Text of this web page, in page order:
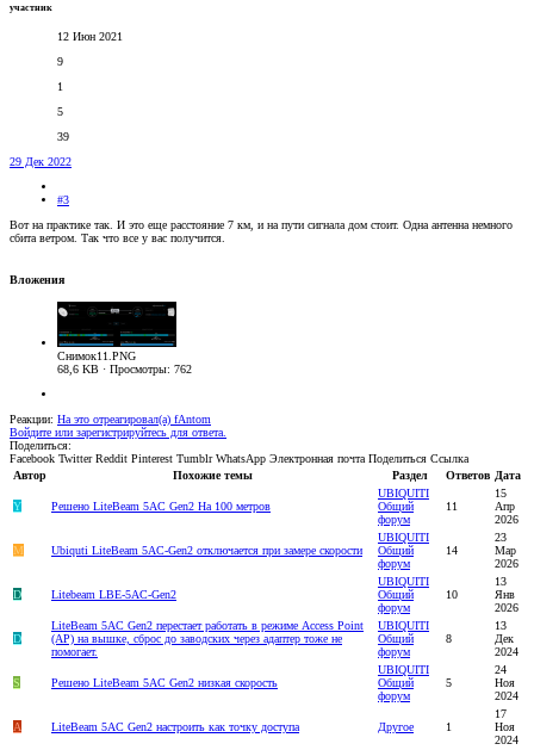
участник
12 Июн 2021
9
1
5
39
29 Дек 2022
#3
Вот на практике так. И это еще расстояние 7 км, и на пути сигнала дом стоит. Одна антенна немного
сбита ветром. Так что все у вас получится.
Вложения
Снимок11.PNG
68,6 KB · Просмотры: 762
Реакции: На это отреагировал(а) fAntom
Войдите или зарегистрируйтесь для ответа.
Поделиться:
Facebook Twitter Reddit Pinterest Tumblr WhatsApp Электронная почта Поделиться Ссылка
Автор
Похожие темы Раздел Ответов Дата
Y Решено LiteBeam 5AC Gen2 На 100 метров
UBIQUITI
Общий
форум
11
15
Апр
2026
M Ubiquti LiteBeam 5AC-Gen2 отключается при замере скорости
UBIQUITI
Общий
форум
14
23
Мар
2026
D Litebeam LBE-5AC-Gen2
UBIQUITI
Общий
форум
10
13
Янв
2026
D
LiteBeam 5AC Gen2 перестает работать в режиме Access Point
(AP) на вышке, сброс до заводских через адаптер тоже не
помогает.
UBIQUITI
Общий
форум
8
13
Дек
2024
S Решено LiteBeam 5AC Gen2 низкая скорость
UBIQUITI
Общий
форум
5
24
Ноя
2024
А LiteBeam 5AC Gen2 настроить как точку доступа Другое 1
17
Ноя
2024